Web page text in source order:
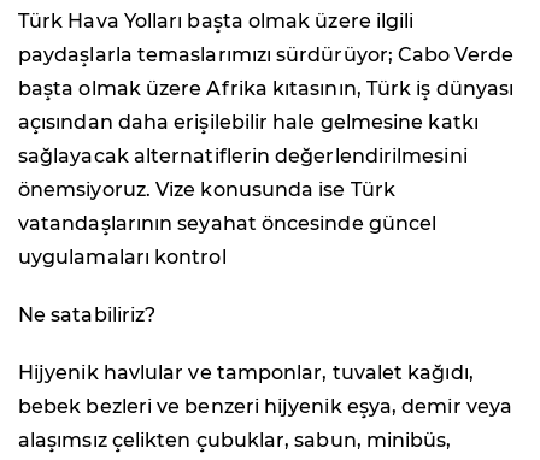
Türk Hava Yolları başta olmak üzere ilgili
paydaşlarla temaslarımızı sürdürüyor; Cabo Verde
başta olmak üzere Afrika kıtasının, Türk iş dünyası
açısından daha erişilebilir hale gelmesine katkı
sağlayacak alternatiflerin değerlendirilmesini
önemsiyoruz. Vize konusunda ise Türk
vatandaşlarının seyahat öncesinde güncel
uygulamaları kontrol
Ne satabiliriz?
Hijyenik havlular ve tamponlar, tuvalet kağıdı,
bebek bezleri ve benzeri hijyenik eşya, demir veya
alaşımsız çelikten çubuklar, sabun, minibüs,